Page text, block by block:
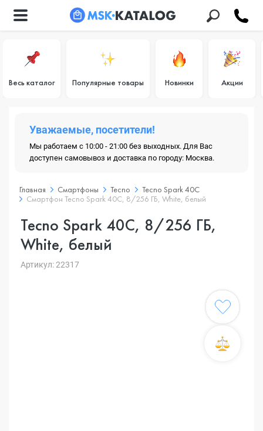
Весь каталог Популярные товары Новинки Акции
Уважаемые, посетители!
Мы работаем с 10:00 - 21:00 без выходных. Для Вас
доступен самовывоз и доставка по городу: Москва.
Главная Смартфоны Tecno
Tecno Spark 40C
Смартфон Tecno Spark 40C, 8/256 ГБ, White, белый
Tecno Spark 40C, 8/256 ГБ,
White, белый
Артикул: 22317